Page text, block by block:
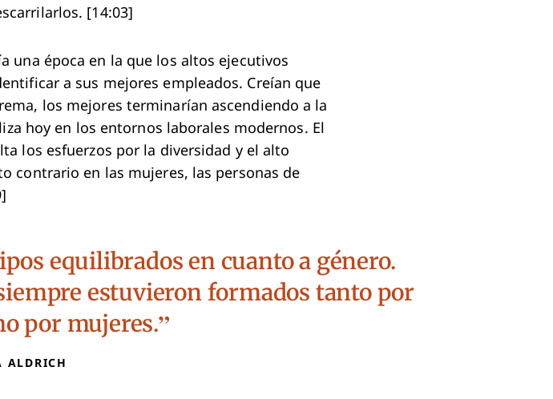
[14:03]
una época en la que los altos ejecutivos
a sus mejores empleados. Creían que
los mejores terminarían ascendiendo a la
hoy en los entornos laborales modernos. El
los esfuerzos por la diversidad y el alto
contrario en las mujeres, las personas de
equilibrados en cuanto a género.
estuvieron formados tanto por
por mujeres.
ALDRICH